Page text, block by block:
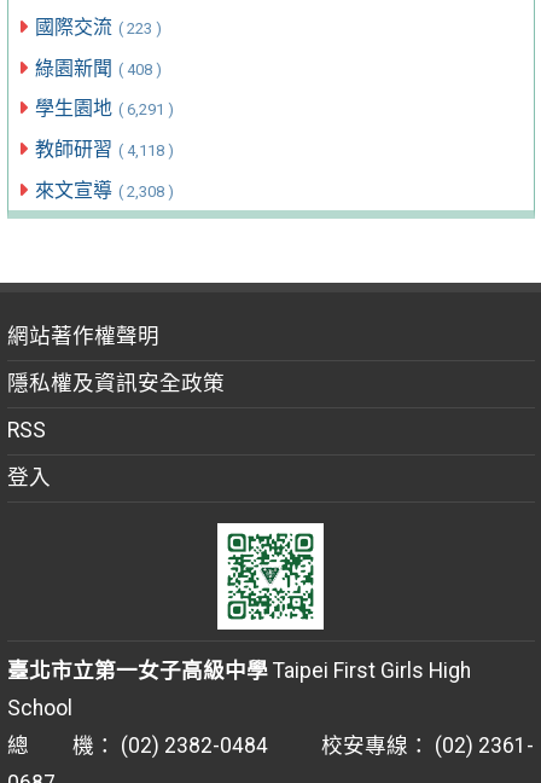
國際交流 ( 223 )
綠園新聞 ( 408 )
學生園地 ( 6,291 )
教師研習 ( 4,118 )
來文宣導 ( 2,308 )
網站著作權聲明
隱私權及資訊安全政策
RSS
登入
臺北市立第一女子高級中學Taipei First Girls High
School
總 機： (02) 2382-0484 校安專線： (02) 2361-